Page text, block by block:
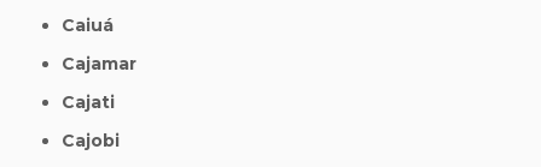
Caiuá
Cajamar
Cajati
Cajobi